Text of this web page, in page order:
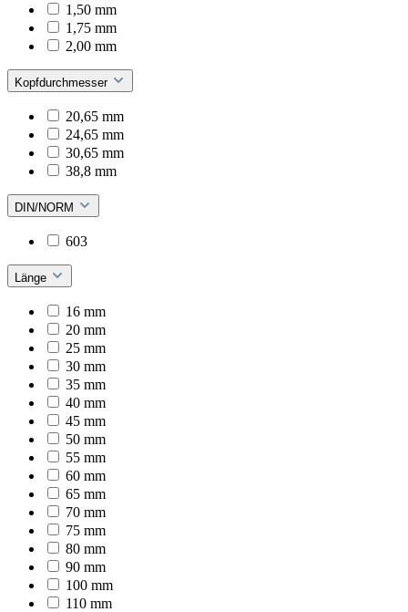
1,50 mm
1,75 mm
2,00 mm
Kopfdurchmesser
20,65 mm
24,65 mm
30,65 mm
38,8 mm
DIN/NORM
603
Länge
16 mm
20 mm
25 mm
30 mm
35 mm
40 mm
45 mm
50 mm
55 mm
60 mm
65 mm
70 mm
75 mm
80 mm
90 mm
100 mm
110 mm